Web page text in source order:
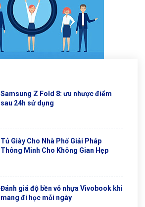
Samsung Z Fold 8: ưu nhược điểm
sau 24h sử dụng
Tủ Giày Cho Nhà Phố Giải Pháp
Thông Minh Cho Không Gian Hẹp
Đánh giá độ bền vỏ nhựa Vivobook khi
mang đi học mỗi ngày